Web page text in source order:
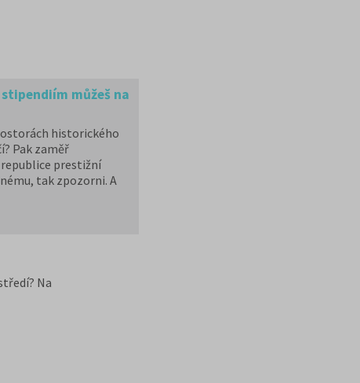
můžeš na
historického
Pak zaměř
republice prestižní
tak zpozorni. A
Na